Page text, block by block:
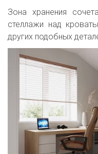
Зона хранения
стеллажи над
других подобных